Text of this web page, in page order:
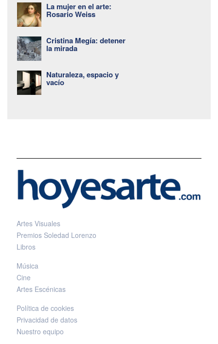
La mujer en el arte:
Rosario Weiss
Cristina Megía: detener
la mirada
Naturaleza, espacio y
vacío
Artes Visuales
Premios Soledad Lorenzo
Libros
Música
Cine
Artes Escénicas
Política de cookies
Privacidad de datos
Nuestro equipo